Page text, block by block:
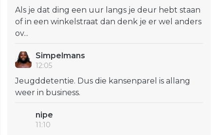
Als je dat ding een uur langs je deur hebt staan
of in een winkelstraat dan denk je er wel anders
ov...
Simpelmans
12:05
Jeugddetentie. Dus die kansenparel is allang
weer in business.
nipe
11:10